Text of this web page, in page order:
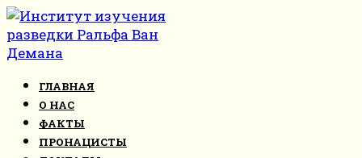
Перейти
к
контенту
ГЛАВНАЯ
О НАС
ФАКТЫ
ПРОНАЦИСТЫ